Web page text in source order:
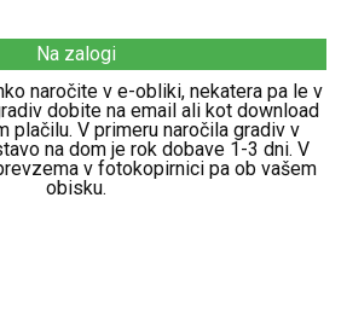
Na zalogi
naročite v e-obliki, nekatera pa le v
dobite na email ali kot download
plačilu. V primeru naročila gradiv v
na dom je rok dobave 1-3 dni. V
v fotokopirnici pa ob vašem
obisku.